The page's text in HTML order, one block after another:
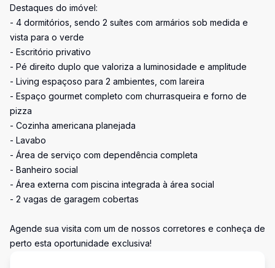
Destaques do imóvel:
- 4 dormitórios, sendo 2 suítes com armários sob medida e
vista para o verde
- Escritório privativo
- Pé direito duplo que valoriza a luminosidade e amplitude
- Living espaçoso para 2 ambientes, com lareira
- Espaço gourmet completo com churrasqueira e forno de
pizza
- Cozinha americana planejada
- Lavabo
- Área de serviço com dependência completa
- Banheiro social
- Área externa com piscina integrada à área social
- 2 vagas de garagem cobertas
Agende sua visita com um de nossos corretores e conheça de
perto esta oportunidade exclusiva!